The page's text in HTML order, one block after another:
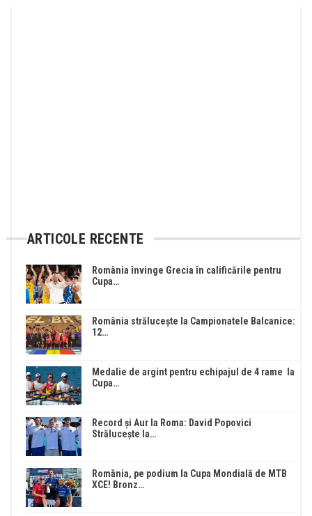
ARTICOLE RECENTE
România învinge Grecia în calificările pentru
Cupa…
România strălucește la Campionatele Balcanice:
12…
Medalie de argint pentru echipajul de 4 rame la
Cupa…
Record și Aur la Roma: David Popovici
Strălucește la…
România, pe podium la Cupa Mondială de MTB
XCE! Bronz…